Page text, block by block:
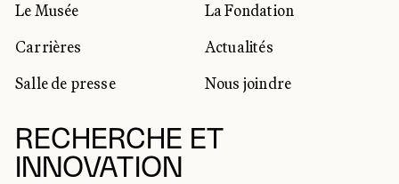
Le Musée
La Fondation
Carrières
Actualités
Salle de presse
Nous joindre
RECHERCHE ET
INNOVATION